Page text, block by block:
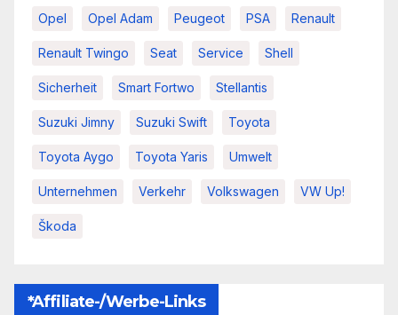
Opel Opel Adam Peugeot PSA Renault
Renault Twingo Seat Service Shell
Sicherheit Smart Fortwo Stellantis
Suzuki Jimny Suzuki Swift Toyota
Toyota Aygo Toyota Yaris Umwelt
Unternehmen Verkehr Volkswagen VW Up!
Škoda
*Affiliate-/Werbe-Links